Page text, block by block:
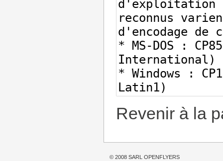
Revenir à la
© 2008 SARL OPENFLYERS